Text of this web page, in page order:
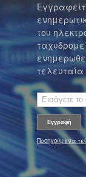
του
Προηγούμενα